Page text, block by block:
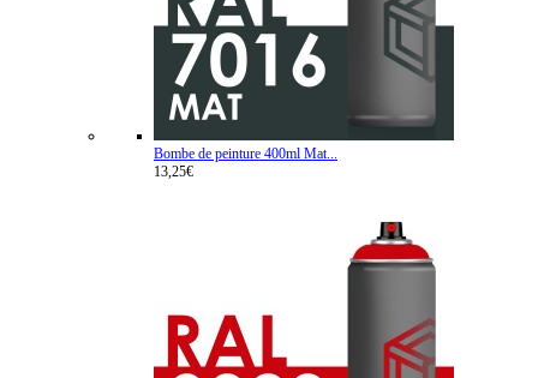
Bombe de peinture 400ml Mat...
13,25€